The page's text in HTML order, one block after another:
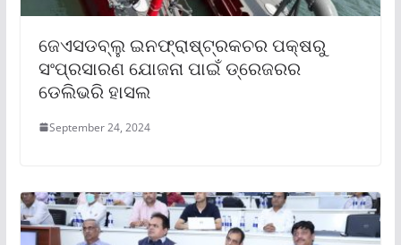
ଜେଏସଡବ୍ଲୁ ଇନଫ୍ରାଷ୍ଟ୍ରକଚର ପକ୍ଷରୁ
ସଂପ୍ରସାରଣ ଯୋଜନା ପାଇଁ ଡ୍ରେଜରର
ଡେଲିଭରି ହାସଲ
September 24, 2024